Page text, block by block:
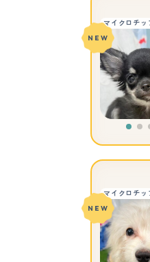
マイクロチッ
NEW
マイクロチッ
NEW